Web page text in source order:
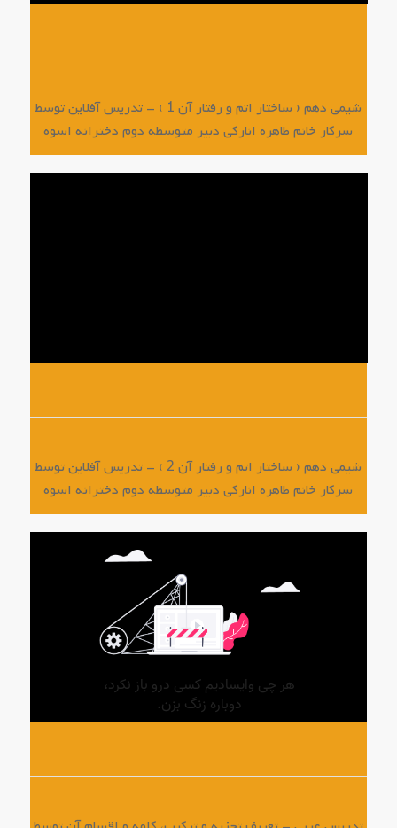
شیمی دهم ( ساختار اتم و رفتار آن 1 ) – تدریس آفلاین توسط
سرکار خانم طاهره انارکی دبیر متوسطه دوم دخترانه اسوه
شیمی دهم ( ساختار اتم و رفتار آن 2 ) – تدریس آفلاین توسط
سرکار خانم طاهره انارکی دبیر متوسطه دوم دخترانه اسوه